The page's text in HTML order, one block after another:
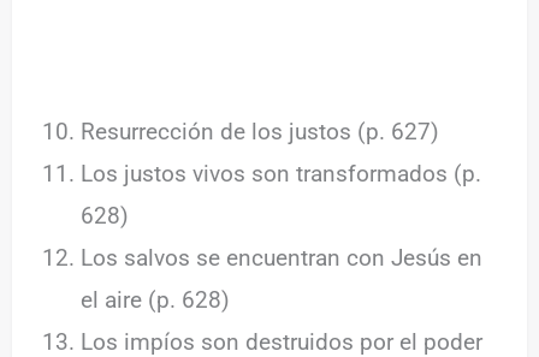
Resurrección de los justos (p. 627)
Los justos vivos son transformados (p.
628)
Los salvos se encuentran con Jesús en
el aire (p. 628)
Los impíos son destruidos por el poder